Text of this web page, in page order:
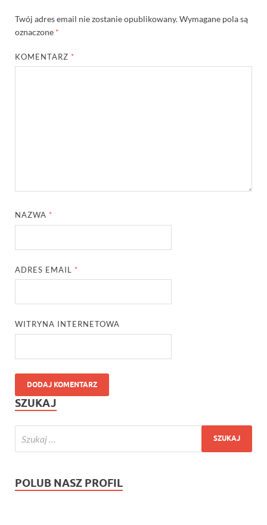
Twój adres email nie zostanie opublikowany.Wymagane pola są
oznaczone *
KOMENTARZ *
NAZWA *
ADRES EMAIL *
WITRYNA INTERNETOWA
SZUKAJ
POLUB NASZ PROFIL